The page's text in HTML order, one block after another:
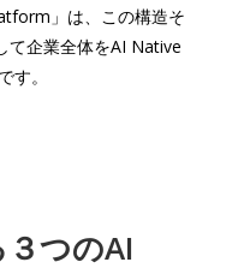
」は、この構造そ
て企業全体をAI Native
す。
つのAI